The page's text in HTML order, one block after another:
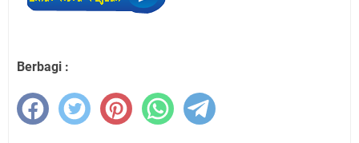
Berbagi :